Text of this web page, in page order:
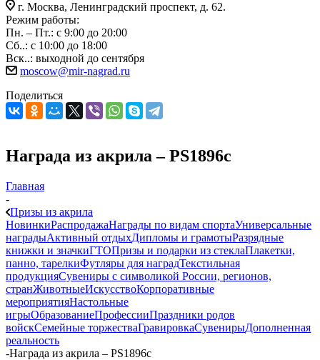
г. Москва, Ленинградский проспект, д. 62.
Режим работы:
Пн. – Пт.: с 9:00 до 20:00
Сб..: с 10:00 до 18:00
Вск..: выходной до сентября
moscow@mir-nagrad.ru
Поделиться
Награда из акрила – PS1896c
Главная
-
Призы из акрила
НовинкиРаспродажаНаграды по видам спортаУниверсальные
наградыАктивный отдыхДипломы и грамотыРазрядные
книжки и значкиГТОПризы и подарки из стеклаПлакетки,
панно, тарелкиФутляры для наградТекстильная
продукцияСувениры с символикой России, регионов,
странЖивотныеИскусствоКорпоративные
мероприятияНастольные
игрыОбразованиеПрофессииПраздники родов
войскСемейные торжестваГравировкаСувенирыДополненная
реальность
-Награда из акрила – PS1896c